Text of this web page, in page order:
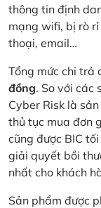
thông tin định
mạng wifi, bị rò
thoại, email…
Tổng mức chi trả
đồng. So với các
Cyber Risk là
thủ tục mua đơn
cũng được BIC
giải quyết bồi
nhất cho khách
Sản phẩm được